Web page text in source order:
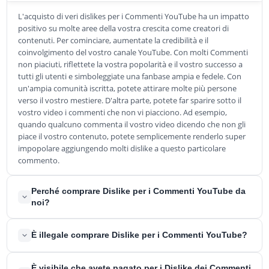
L'acquisto di veri dislikes per i Commenti YouTube ha un impatto
positivo su molte aree della vostra crescita come creatori di
contenuti. Per cominciare, aumentate la credibilità e il
coinvolgimento del vostro canale YouTube. Con molti Commenti
non piaciuti, riflettete la vostra popolarità e il vostro successo a
tutti gli utenti e simboleggiate una fanbase ampia e fedele. Con
un'ampia comunità iscritta, potete attirare molte più persone
verso il vostro mestiere. D'altra parte, potete far sparire sotto il
vostro video i commenti che non vi piacciono. Ad esempio,
quando qualcuno commenta il vostro video dicendo che non gli
piace il vostro contenuto, potete semplicemente renderlo super
impopolare aggiungendo molti dislike a questo particolare
commento.
Perché comprare Dislike per i Commenti YouTube da
noi?
Siamo il vostro fornitore di riferimento quando si tratta di servizi
È illegale comprare Dislike per i Commenti YouTube?
No, è perfettamente legale. Quando acquistate i dislikes dei